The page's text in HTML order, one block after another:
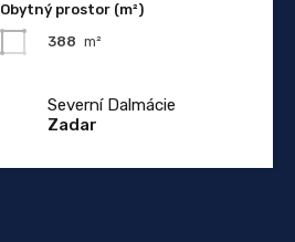
Obytný prostor (m²)
388 m²
Severní Dalmácie
Zadar